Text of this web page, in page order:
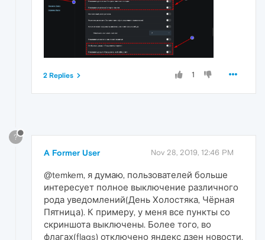
1
2 Replies
?
A Former User Nov 28, 2019, 12:46 PM
@temkem, я думаю, пользователей больше
интересует полное выключение различного
рода уведомлений(День Холостяка, Чёрная
Пятница). К примеру, у меня все пункты со
скриншота выключены. Более того, во
флагах(flags) отключено яндекс дзен новости,